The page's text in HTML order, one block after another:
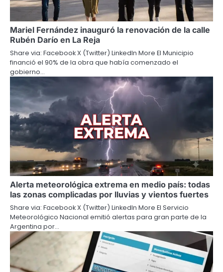
Mariel Fernández inauguró la renovación de la calle
Rubén Darío en La Reja
Share via: Facebook X (Twitter) LinkedIn More El Municipio
financió el 90% de la obra que había comenzado el
gobierno…
Alerta meteorológica extrema en medio país: todas
las zonas complicadas por lluvias y vientos fuertes
Share via: Facebook X (Twitter) LinkedIn More El Servicio
Meteorológico Nacional emitió alertas para gran parte de la
Argentina por…